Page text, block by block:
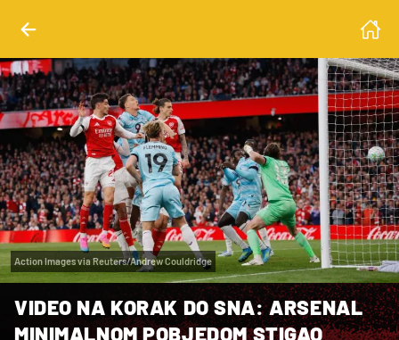
Action Images via Reuters/Andrew Couldridge
VIDEO NA KORAK DO SNA: ARSENAL
MINIMALNOM POBJEDOM STIGAO